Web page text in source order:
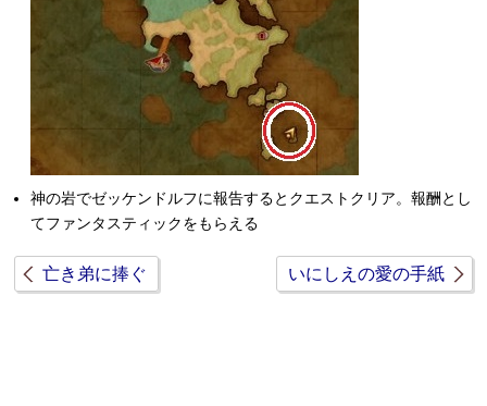
神の岩でゼッケンドルフに報告するとクエストクリア。報酬とし
てファンタスティックをもらえる
亡き弟に捧ぐ いにしえの愛の手紙